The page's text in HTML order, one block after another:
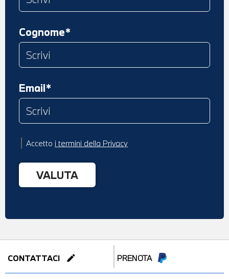
Cognome*
Email*
Accetto i termini della Privacy
CONTATTACI edit PRENOTA